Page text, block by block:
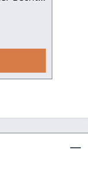
E.
Albrecht
Armin